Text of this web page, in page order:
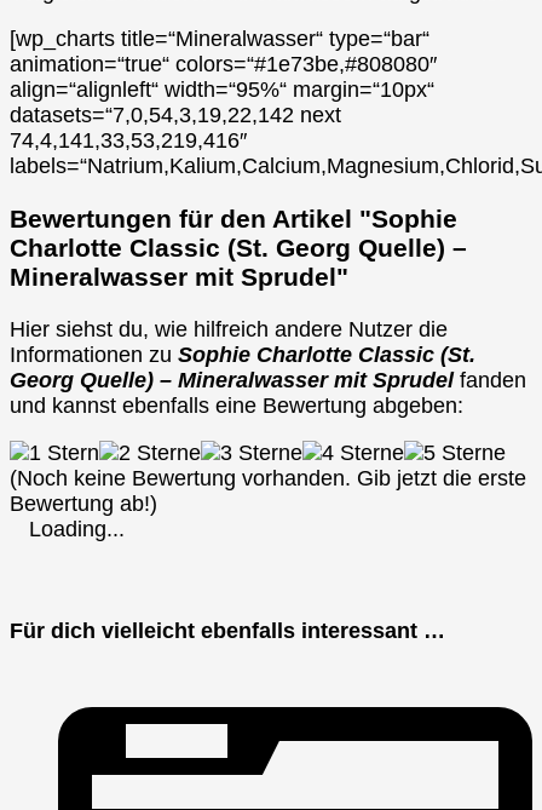
[wp_charts title=“Mineralwasser“ type=“bar“
animation=“true“ colors=“#1e73be,#808080″
align=“alignleft“ width=“95%“ margin=“10px“
datasets=“7,0,54,3,19,22,142 next
74,4,141,33,53,219,416″
Bewertungen für den Artikel "Sophie
Charlotte Classic (St. Georg Quelle) –
Mineralwasser mit Sprudel"
Hier siehst du, wie hilfreich andere Nutzer die
Informationen zu Sophie Charlotte Classic (St.
Georg Quelle) – Mineralwasser mit Sprudelfanden
und kannst ebenfalls eine Bewertung abgeben:
(Noch keine Bewertung vorhanden. Gib jetzt die erste
Bewertung ab!)
Loading...
Für dich vielleicht ebenfalls interessant …